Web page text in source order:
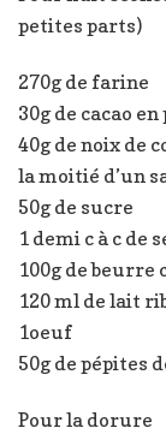
petites parts)
270g de farine
30g de cacao
40g de noix de
la moitié d’un
50g de sucre
1 demi c à c de
100g de beurre
120 ml de lait
1oeuf
50g de pépites
Pour la dorure